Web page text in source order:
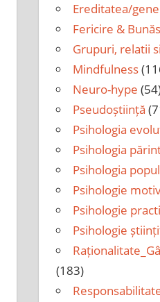
Ereditatea/
Fericire &
Grupuri, relatii
Mindfulness
Neuro-hype
Pseudoștiință
Psihologia
Psihologia
Psihologia
Psihologie
Psihologie
Psihologie
(183)